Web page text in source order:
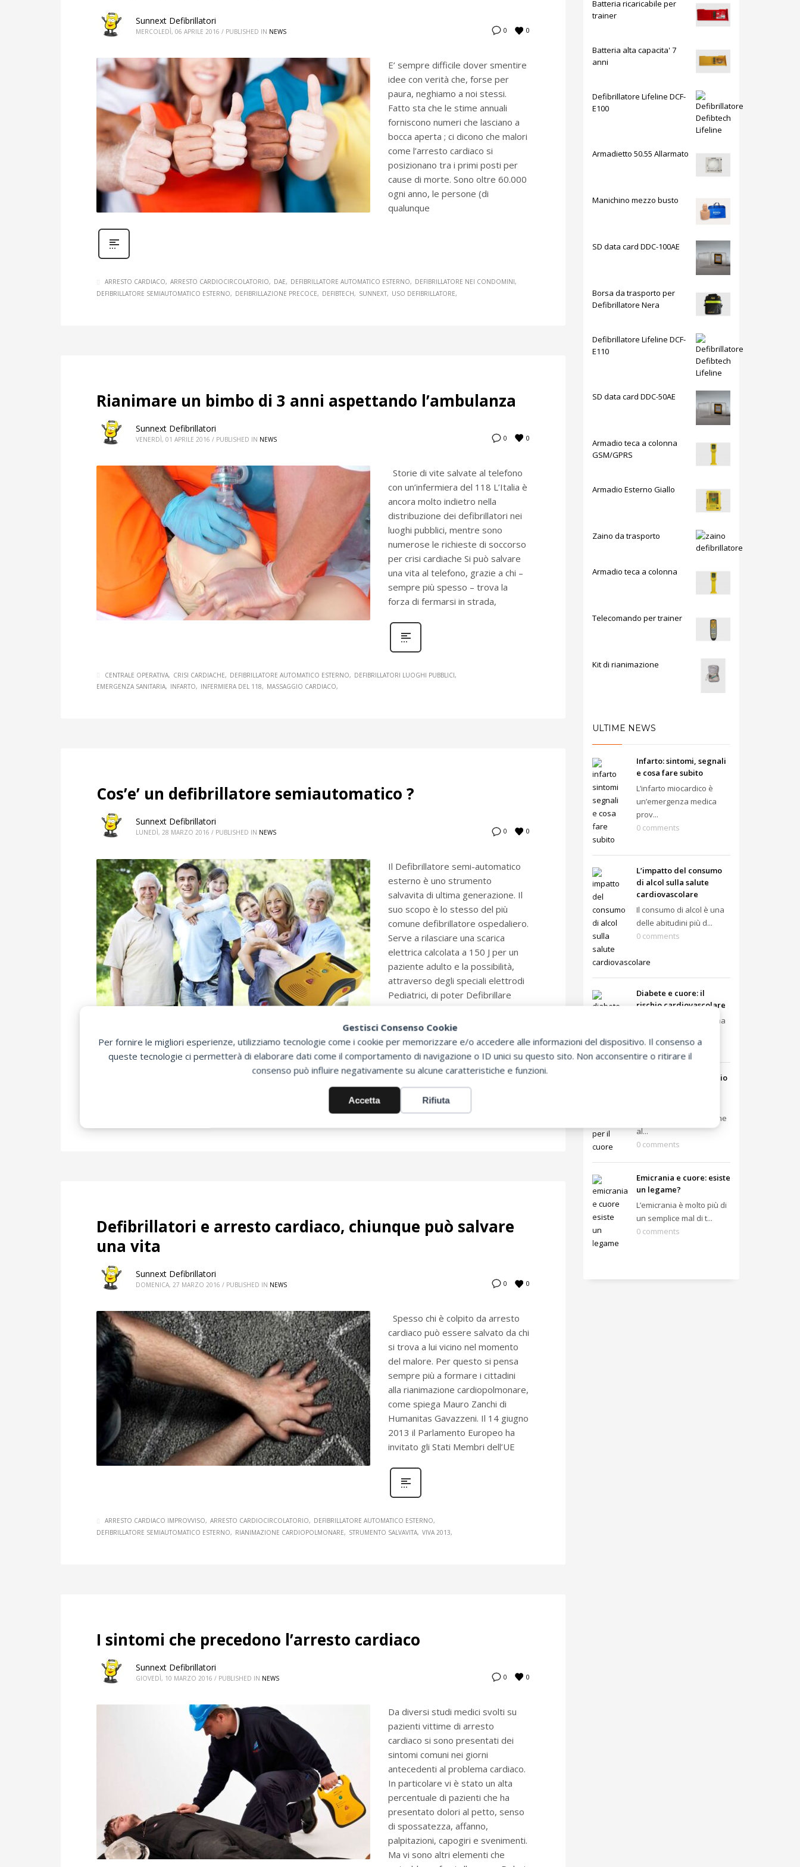
Gestisci Consenso Cookie
Per fornire le migliori esperienze, utilizziamo tecnologie come i cookie per memorizzare e/o accedere alle informazioni del dispositivo. Il consenso a
queste tecnologie ci permetterà di elaborare dati come il comportamento di navigazione o ID unici su questo sito. Non acconsentire o ritirare il
consenso può influire negativamente su alcune caratteristiche e funzioni.
Accetta Rifiuta
0 0
Sunnext Defibrillatori
MERCOLEDÌ, 06 APRILE 2016 / PUBLISHED IN NEWS
E’ sempre difficile dover smentire
idee con verità che, forse per
paura, neghiamo a noi stessi.
Fatto sta che le stime annuali
forniscono numeri che lasciano a
bocca aperta ; ci dicono che malori
come l’arresto cardiaco si
posizionano tra i primi posti per
cause di morte. Sono oltre 60.000
ogni anno, le persone (di
qualunque
ARRESTO CARDIACO ARRESTO CARDIOCIRCOLATORIO DAE DEFIBRILLATORE AUTOMATICO ESTERNO
DEFIBRILLATORE NEI CONDOMINI
DEFIBRILLATORE SEMIAUTOMATICO ESTERNO
DEFIBRILLAZIONE PRECOCE DEFIBTECH SUNNEXT USO DEFIBRILLATORE
Rianimare un bimbo di 3 anni aspettando l’ambulanza
0 0
Sunnext Defibrillatori
VENERDÌ, 01 APRILE 2016 / PUBLISHED IN NEWS
Storie di vite salvate al telefono
con un’infermiera del 118 L’Italia è
ancora molto indietro nella
distribuzione dei defibrillatori nei
luoghi pubblici, mentre sono
numerose le richieste di soccorso
per crisi cardiache Si può salvare
una vita al telefono, grazie a chi –
sempre più spesso – trova la
forza di fermarsi in strada,
CENTRALE OPERATIVA CRISI CARDIACHE DEFIBRILLATORE AUTOMATICO ESTERNO
DEFIBRILLATORI LUOGHI PUBBLICI
EMERGENZA SANITARIA
INFARTO INFERMIERA DEL 118 MASSAGGIO CARDIACO
Cos’e’ un defibrillatore semiautomatico ?
0 0
Sunnext Defibrillatori
LUNEDÌ, 28 MARZO 2016 / PUBLISHED IN NEWS
Il Defibrillatore semi-automatico
esterno è uno strumento
salvavita di ultima generazione. Il
suo scopo è lo stesso del più
comune defibrillatore ospedaliero.
Serve a rilasciare una scarica
elettrica calcolata a 150 J per un
paziente adulto e la possibilità,
attraverso degli speciali elettrodi
Pediatrici, di poter Defibrillare
scariche più
DEFIBRILLATORE AUTOMATICO
DEFIBRILLATORE AUTOMATICO ESTERNO
Defibrillatori e arresto cardiaco, chiunque può salvare
una vita
0 0
Sunnext Defibrillatori
DOMENICA, 27 MARZO 2016 / PUBLISHED IN NEWS
Spesso chi è colpito da arresto
cardiaco può essere salvato da chi
si trova a lui vicino nel momento
del malore. Per questo si pensa
sempre più a formare i cittadini
alla rianimazione cardiopolmonare,
come spiega Mauro Zanchi di
Humanitas Gavazzeni. Il 14 giugno
2013 il Parlamento Europeo ha
invitato gli Stati Membri dell’UE
ARRESTO CARDIACO IMPROVVISO ARRESTO CARDIOCIRCOLATORIO
DEFIBRILLATORE AUTOMATICO ESTERNO
DEFIBRILLATORE SEMIAUTOMATICO ESTERNO
RIANIMAZIONE CARDIOPOLMONARE STRUMENTO SALVAVITA VIVA 2013
I sintomi che precedono l’arresto cardiaco
0 0
Sunnext Defibrillatori
GIOVEDÌ, 10 MARZO 2016 / PUBLISHED IN NEWS
Da diversi studi medici svolti su
pazienti vittime di arresto
cardiaco si sono presentati dei
sintomi comuni nei giorni
antecedenti al problema cardiaco.
In particolare vi è stato un alta
percentuale di pazienti che ha
presentato dolori al petto, senso
di spossatezza, affanno,
palpitazioni, capogiri e svenimenti.
Ma vi sono altri elementi che
Batteria ricaricabile per
trainer
Batteria alta capacita' 7
anni
Defibrillatore Lifeline DCF-
E100
Armadietto 50.55 Allarmato
Manichino mezzo busto
SD data card DDC-100AE
Borsa da trasporto per
Defibrillatore Nera
Defibrillatore Lifeline DCF-
E110
SD data card DDC-50AE
Armadio teca a colonna
GSM/GPRS
Armadio Esterno Giallo
Zaino da trasporto
Armadio teca a colonna
Telecomando per trainer
Kit di rianimazione
ULTIME NEWS
Infarto: sintomi, segnali
e cosa fare subito
L’infarto miocardico è
un’emergenza medica
prov...
0 comments
L’impatto del consumo
di alcol sulla salute
cardiovascolare
Il consumo di alcol è una
delle abitudini più d...
0 comments
Diabete e cuore: il
rischio cardiovascolare
Il diabete non è solo una
0 comments
Fumo passivo: un rischio
anche come esposizione
al...
0 comments
Emicrania e cuore: esiste
un legame?
L’emicrania è molto più di
un semplice mal di t...
0 comments